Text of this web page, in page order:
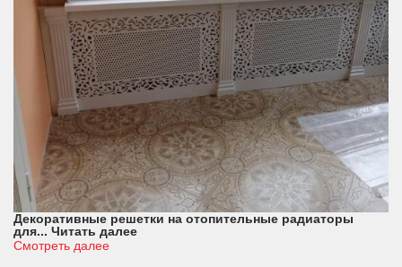
Декоративные решетки на отопительные радиаторы
для... Читать далее
Смотреть далее